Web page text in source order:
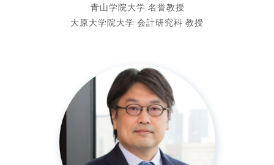
青山学院大学 名誉教授
大原大学院大学 会計研究科 教授